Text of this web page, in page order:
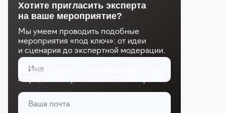
Хотите пригласить эксперта
на ваше мероприятие?
Мы умеем проводить подобные
мероприятия «под ключ»: от идеи
и сценария до экспертной модерации.
Оставьте заявку — мы свяжемся с вами
и предложим решение под ваш проект.